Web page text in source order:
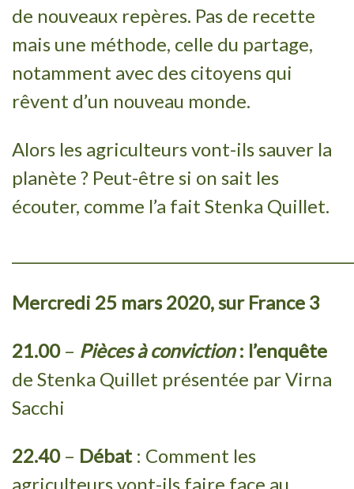
de nouveaux repères. Pas de recette
mais une méthode, celle du partage,
notamment avec des citoyens qui
rêvent d’un nouveau monde.
Alors les agriculteurs vont-ils sauver la
planète ? Peut-être si on sait les
écouter, comme l’a fait Stenka Quillet.
Mercredi 25 mars 2020, sur France 3
21.00– Pièces à conviction : l’enquête
de Stenka Quillet présentée par Virna
Sacchi
22.40– Débat: Comment les
agriculteurs vont-ils faire face au